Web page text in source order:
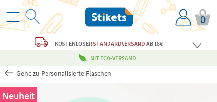
0
KOSTENLOSERSTANDARDVERSAND AB 18€
MIT ECO-VERSAND
Gehe zu Personalisierte Flaschen
Neuheit